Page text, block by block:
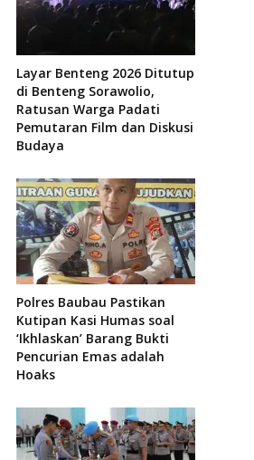
Layar Benteng 2026 Ditutup
di Benteng Sorawolio,
Ratusan Warga Padati
Pemutaran Film dan Diskusi
Budaya
Polres Baubau Pastikan
Kutipan Kasi Humas soal
‘Ikhlaskan’ Barang Bukti
Pencurian Emas adalah
Hoaks